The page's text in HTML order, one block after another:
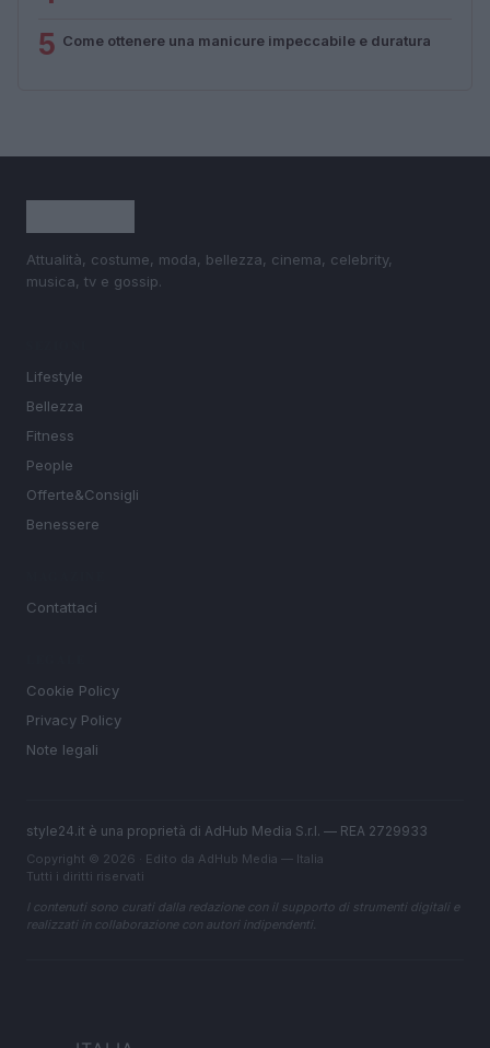
5 Come ottenere una manicure impeccabile e duratura
Attualità, costume, moda, bellezza, cinema, celebrity,
musica, tv e gossip.
Lifestyle
Bellezza
Fitness
People
Offerte&Consigli
Benessere
Contattaci
Cookie Policy
Privacy Policy
Note legali
style24.it è una proprietà di AdHub Media S.r.l. — REA 2729933
Copyright © 2026 · Edito da AdHub Media — Italia
Tutti i diritti riservati
I contenuti sono curati dalla redazione con il supporto di strumenti digitali e
realizzati in collaborazione con autori indipendenti.